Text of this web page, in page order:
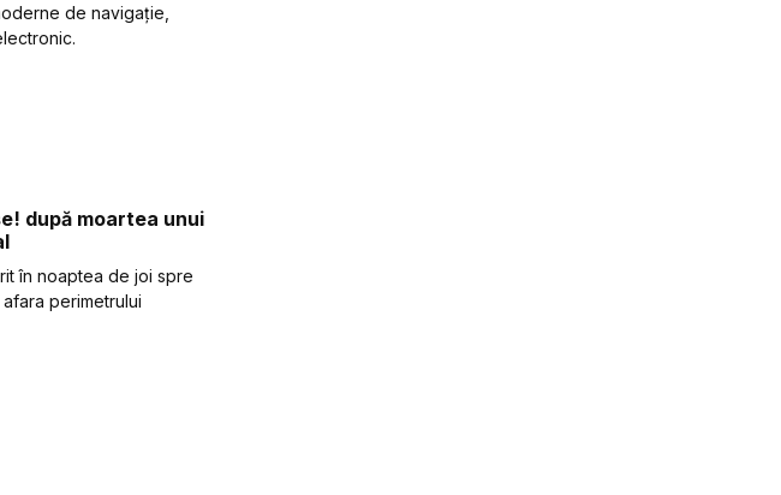
de navigație,
după moartea unui
în noaptea de joi spre
perimetrului